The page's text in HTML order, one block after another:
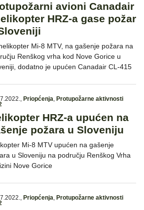
avioni Canadair
HRZ-a gase požar
Mi-8 MTV, na gašenje požara na
Renškog vrha kod Nove Gorice u
dodatno je upućen Canadair CL-415
, Priopćenja, Protupožarne aktivnosti
HRZ-a upućen na
požara u Sloveniju
Mi-8 MTV upućen na gašenje
u Sloveniju na području Renškog Vrha
Nove Gorice
, Priopćenja, Protupožarne aktivnosti